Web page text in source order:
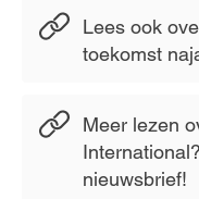
Lees ook
toekomst
Meer lezen
nieuwsbrief!